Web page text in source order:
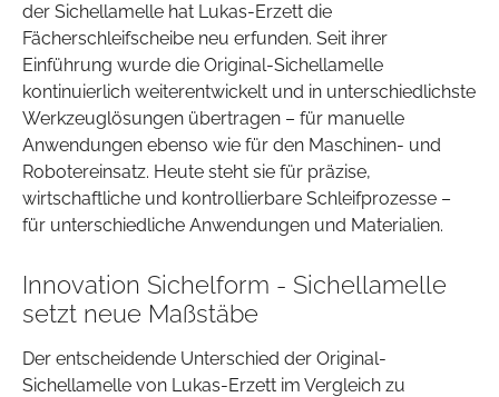
der Sichellamelle hat Lukas-Erzett die
Fächerschleifscheibe neu erfunden. Seit ihrer
Einführung wurde die Original-Sichellamelle
kontinuierlich weiterentwickelt und in unterschiedlichste
Werkzeuglösungen übertragen – für manuelle
Anwendungen ebenso wie für den Maschinen- und
Robotereinsatz. Heute steht sie für präzise,
wirtschaftliche und kontrollierbare Schleifprozesse –
für unterschiedliche Anwendungen und Materialien.
Innovation Sichelform - Sichellamelle
setzt neue Maßstäbe
Der entscheidende Unterschied der Original-
Sichellamelle von Lukas-Erzett im Vergleich zu